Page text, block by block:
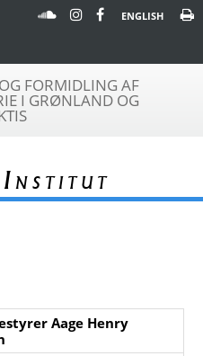
ENGLISH
FORMIDLING AF
I GRØNLAND OG
Aage Henry